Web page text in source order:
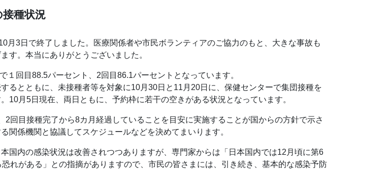
種状況
月3日で終了しました。医療関係者や市民ボランティアのご協力のもと、大きな事故も
す。本当にありがとうございました。
１回目88.5パーセント、2回目86.1パーセントとなっています。
るとともに、未接種者等を対象に10月30日と11月20日に、保健センターで集団接種を
10月5日現在、両日ともに、予約枠に若干の空きがある状況となっています。
2回目接種完了から8カ月経過していることを目安に実施することが国からの方針で示さ
関係機関と協議してスケジュールなどを決めてまいります。
国内の感染状況は改善されつつありますが、専門家からは「日本国内では12月頃に第6
れがある」との指摘がありますので、市民の皆さまには、引き続き、基本的な感染予防